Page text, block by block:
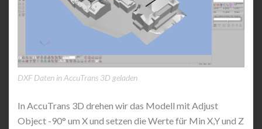
DXF Daten in AccuTrans 3D geladen
In AccuTrans 3D drehen wir das Modell mit Adjust
Object -90° um X und setzen die Werte für Min X,Y und Z